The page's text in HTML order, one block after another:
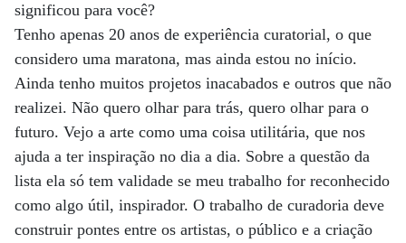
significou para você?
Tenho apenas 20 anos de experiência curatorial, o que
considero uma maratona, mas ainda estou no início.
Ainda tenho muitos projetos inacabados e outros que não
realizei. Não quero olhar para trás, quero olhar para o
futuro. Vejo a arte como uma coisa utilitária, que nos
ajuda a ter inspiração no dia a dia. Sobre a questão da
lista ela só tem validade se meu trabalho for reconhecido
como algo útil, inspirador. O trabalho de curadoria deve
construir pontes entre os artistas, o público e a criação